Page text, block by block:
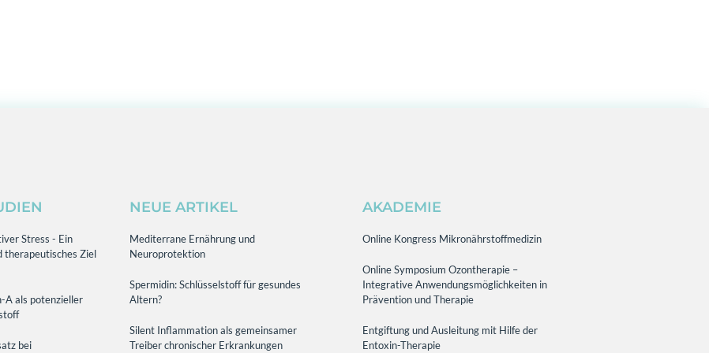
Stress - Ein
therapeutisches Ziel
als potenzieller
bei
NEUE ARTIKEL
Mediterrane Ernährung und
Neuroprotektion
Spermidin: Schlüsselstoff für gesundes
Altern?
Silent Inflammation als gemeinsamer
Treiber chronischer Erkrankungen
AKADEMIE
Online Kongress Mikronährstoffmedizin
Online Symposium Ozontherapie –
Integrative Anwendungsmöglichkeiten in
Prävention und Therapie
Entgiftung und Ausleitung mit Hilfe der
Entoxin-Therapie